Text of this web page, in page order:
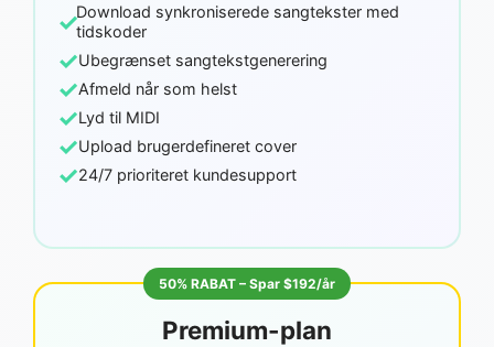
✓Download synkroniserede sangtekster med
tidskoder
✓Ubegrænset sangtekstgenerering
✓Afmeld når som helst
✓Lyd til MIDI
✓Upload brugerdefineret cover
✓24/7 prioriteret kundesupport
50% RABAT – Spar $192/år
Premium-plan